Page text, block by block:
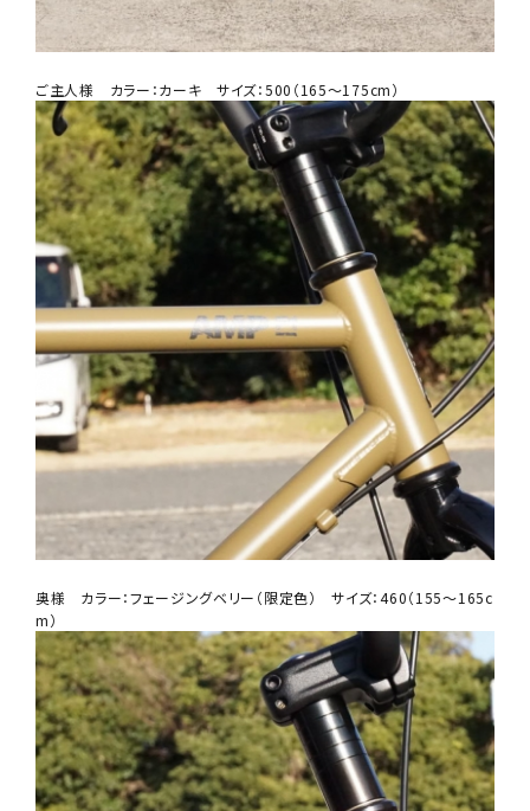
ご主人様 カラー：カーキ サイズ：500（165～175cm）
奥様 カラー：フェージングベリー（限定色） サイズ：460（155～165c
m）